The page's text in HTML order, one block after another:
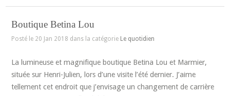
Boutique Betina Lou
Posté le 20 Jan 2018 dans la catégorie Le quotidien
La lumineuse et magnifique boutique Betina Lou et Marmier,
située sur Henri-Julien, lors d’une visite l’été dernier. J’aime
tellement cet endroit que j’envisage un changement de carrière